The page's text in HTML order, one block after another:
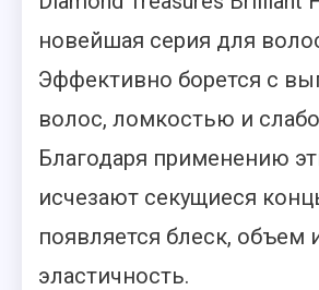
новейшая серия для
Эффективно борется с
волос, ломкостью и
Благодаря применению
исчезают секущиеся
появляется блеск, объем
эластичность.